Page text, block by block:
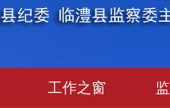
工作之窗